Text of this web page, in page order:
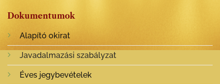
Dokumentumok
Alapító okirat
Javadalmazási szabályzat
Éves jegybevételek